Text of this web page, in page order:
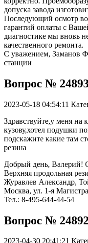
допуска завода
Последующий осмотр
гарантий оплаты с
диагностике мы вновь
качественного ремонта.
С уважением, Заманов
станции
Вопрос №
2023-05-18 04:54:11
Здравствуйте,у меня на
кузову,хотел подушки
подскажите какие там
резина
Добрый день, Валерий!
Верхняя продольная
Журавлев Александр,
Москва, ул. 1-я
Тел.: 8-495-644-44-54
Вопрос № 24892
2023-04-30 20:41:21